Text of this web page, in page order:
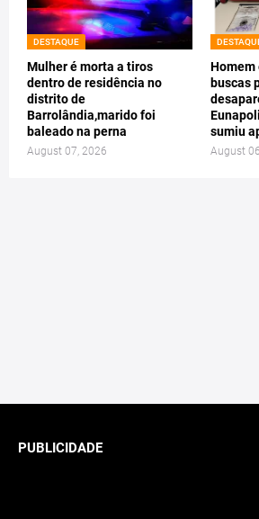
DESTAQUE
Mulher é morta a tiros
dentro de residência no
distrito de
Barrolândia,marido foi
baleado na perna
August 07, 2026
Homem
buscas
sumiu
August
PUBLICIDADE